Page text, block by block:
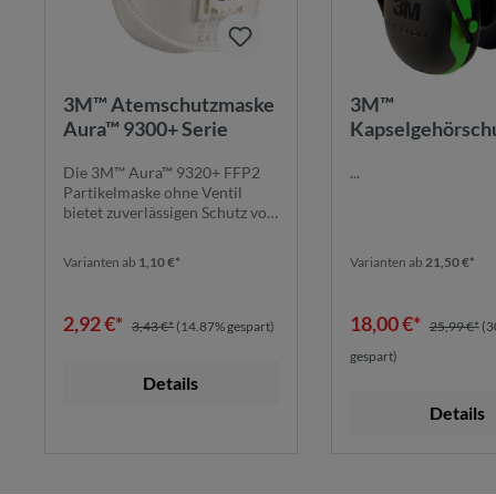
3M™ Atemschutzmaske
Aura™ 9300+ Serie
Die 3M™ Aura™ 9320+ FFP2
Partikelmaske ohne Ventil
bietet zuverlässigen Schutz vor
Varianten ab 1,10 €*
2,92 €* 3,43 €* (14.87% gespart)
Details
3M™
...
Varianten ab 21,50 €*
18,00 €* 25,99 €*
gespart)
Details